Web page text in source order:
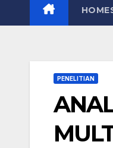
PENELITIAN